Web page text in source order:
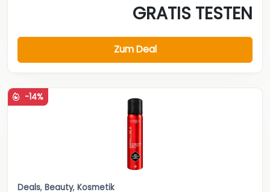
GRATIS TESTEN
Zum Deal
-14%
Deals, Beauty, Kosmetik